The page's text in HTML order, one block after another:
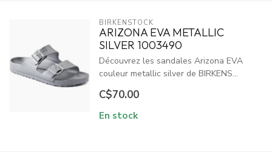
BIRKENSTOCK
ARIZONA EVA METALLIC
SILVER 1003490
Découvrez les sandales Arizona EVA
couleur metallic silver de BIRKENS...
C$70.00
En stock